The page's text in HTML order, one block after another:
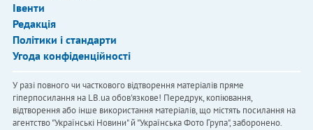
Івенти
Редакція
Політики і стандарти
Угода конфіденційності
У разі повного чи часткового відтворення матеріалів пряме
гіперпосилання на LB.ua обов'язкове! Передрук, копіювання,
відтворення або інше використання матеріалів, що містять посилання на
агентство "Українськi Новини" й "Українська Фото Група", заборонено.